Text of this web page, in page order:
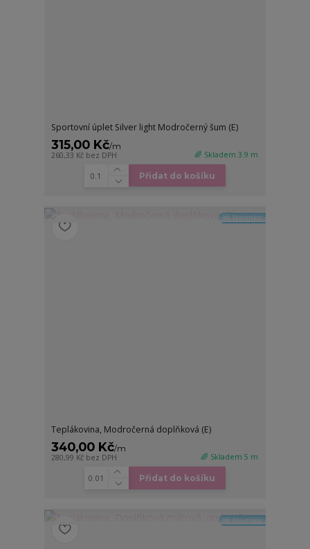
Sportovní úplet Silver light Modročerný šum (E)
315,00 Kč/m
260,33 Kč bez DPH 🌈 Skladem 3.9 m
Přidat do košíku
🆕 Novinka
Teplákovina, Modročerná doplňková (E)
340,00 Kč/m
280,99 Kč bez DPH 🌈 Skladem 5 m
Přidat do košíku
🆕 Novinka